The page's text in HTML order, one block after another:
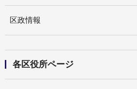
区政情報
各区役所ページ